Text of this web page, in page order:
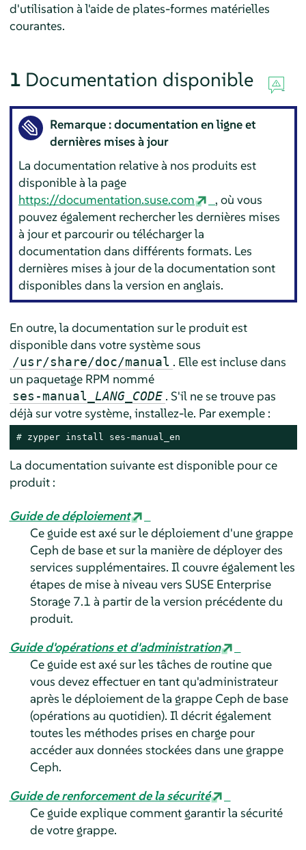
d'utilisation à l'aide de plates-formes matérielles
courantes.
1 Documentation disponible
Remarque : documentation en ligne et
dernières mises à jour
La documentation relative à nos produits est
disponible à la page
https://documentation.suse.com
, où vous
pouvez également rechercher les dernières mises
à jour et parcourir ou télécharger la
documentation dans différents formats. Les
dernières mises à jour de la documentation sont
disponibles dans la version en anglais.
En outre, la documentation sur le produit est
disponible dans votre système sous
/usr/share/doc/manual . Elle est incluse dans
un paquetage RPM nommé
ses-manual_ LANG_CODE . S'il ne se trouve pas
déjà sur votre système, installez-le. Par exemple :
# zypper install ses-manual_en
La documentation suivante est disponible pour ce
produit :
Guide de déploiement
Ce guide est axé sur le déploiement d'une grappe
Ceph de base et sur la manière de déployer des
services supplémentaires. Il couvre également les
étapes de mise à niveau vers SUSE Enterprise
Storage 7.1 à partir de la version précédente du
produit.
Guide d'opérations et d'administration
Ce guide est axé sur les tâches de routine que
vous devez effectuer en tant qu'administrateur
après le déploiement de la grappe Ceph de base
(opérations au quotidien). Il décrit également
toutes les méthodes prises en charge pour
accéder aux données stockées dans une grappe
Ceph.
Guide de renforcement de la sécurité
Ce guide explique comment garantir la sécurité
de votre grappe.